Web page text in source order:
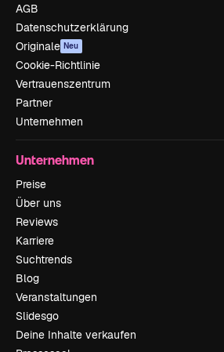
AGB
Datenschutzerklärung
Originale Neu
Cookie-Richtlinie
Vertrauenszentrum
Partner
Unternehmen
Unternehmen
Preise
Über uns
Reviews
Karriere
Suchtrends
Blog
Veranstaltungen
Slidesgo
Deine Inhalte verkaufen